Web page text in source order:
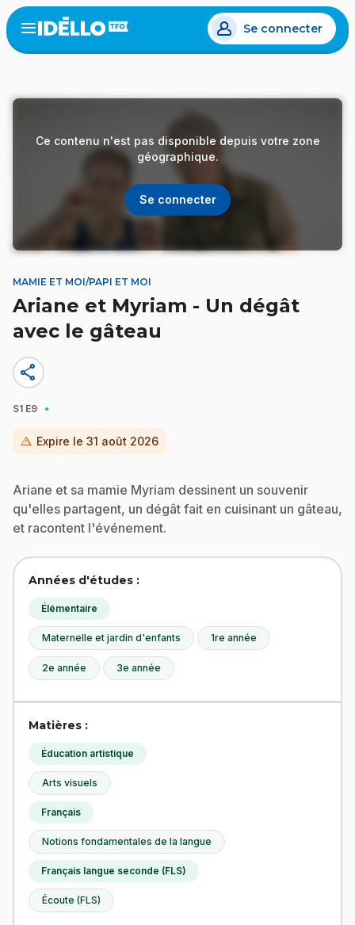
Aller
au
contenu
Open
menu
Se connecter
Ce contenu n'est pas disponible depuis votre zone
géographique.
Se connecter
MAMIE ET MOI/PAPI ET MOI
Ariane et Myriam - Un dégât
avec le gâteau
share
S1 E9 ·
warning Expire le 31 août 2026
Ariane et sa mamie Myriam dessinent un souvenir
qu'elles partagent, un dégât fait en cuisinant un gâteau,
et racontent l'événement.
Années d'études :
Élémentaire
Maternelle et jardin d'enfants 1re année
2e année 3e année
Matières :
Éducation artistique
Arts visuels
Français
Notions fondamentales de la langue
Français langue seconde (FLS)
Écoute (FLS)